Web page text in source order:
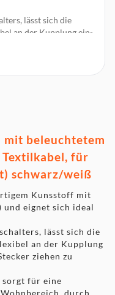
lässt sich die
an der Kupplung ein-
zu müssen
Stecker und -
brennenstuhl®
mit beleuchtetem
für
schwarz/weiß
Kunsstoff mit
und eignet sich ideal
lässt sich die
an der Kupplung
ziehen zu
sorgt für eine
durch